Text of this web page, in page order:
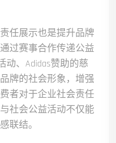
任展示也是提升品牌
过赛事合作传递公益
动、Adidas赞助的慈
牌的社会形象，增强
者对于企业社会责任
社会公益活动不仅能
联结。